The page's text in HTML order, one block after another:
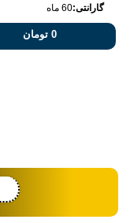
گارانتی:60 ماه
0 تومان